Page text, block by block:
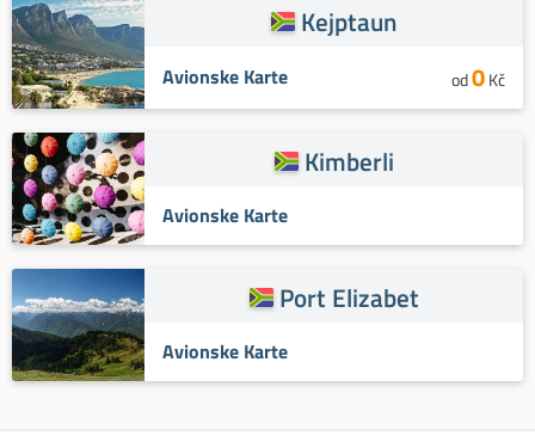
Kejptaun
Avionske Karte od0Kč
Kimberli
Avionske Karte
Port Elizabet
Avionske Karte